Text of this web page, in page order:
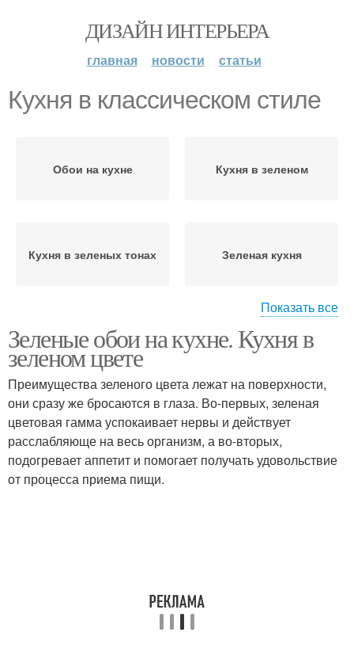
ДИЗАЙН ИНТЕРЬЕРА
главная новости статьи
Кухня в классическом стиле
Обои на кухне Кухня в зеленом
Кухня в зеленых тонах Зеленая кухня
Кухня в современном
стиле
Кухня в эко-стиле
Кухня в
средиземноморском
стиле
Кухня в стиле
Показать все
Зеленые обои на кухне. Кухня в
зеленом цвете
Преимущества зеленого цвета лежат на поверхности,
они сразу же бросаются в глаза. Во-первых, зеленая
цветовая гамма успокаивает нервы и действует
расслабляюще на весь организм, а во-вторых,
подогревает аппетит и помогает получать удовольствие
от процесса приема пищи.